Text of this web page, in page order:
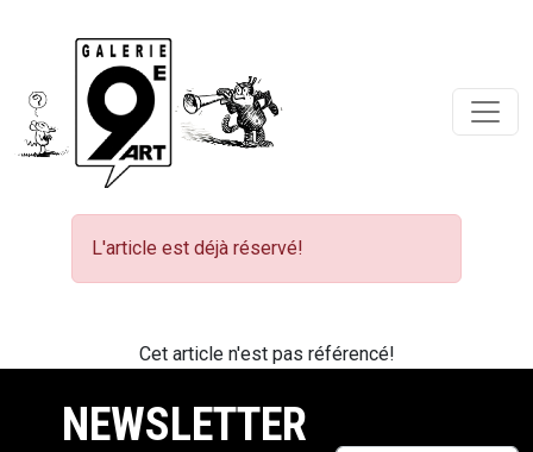
L'article est déjà réservé!
Cet article n'est pas référencé!
NEWSLETTER